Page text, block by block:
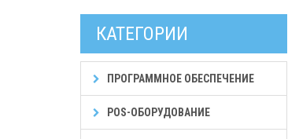
КАТЕГОРИИ
ПРОГРАММНОЕ ОБЕСПЕЧЕНИЕ
POS-ОБОРУДОВАНИЕ